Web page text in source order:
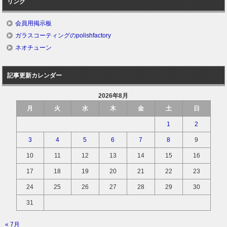
リンク
会員用掲示板
ガラスコーティングのpolishfactory
ネオチューン
記事更新カレンダー
2026年8月
月
火 水 木 金 土 日
1 2
3 4 5 6 7 8 9
10 11 12 13 14 15 16
17 18 19 20 21 22 23
24 25 26 27 28 29 30
31
« 7月